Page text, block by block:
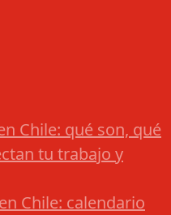
Chile: qué son, qué
tu trabajo y
Chile: calendario